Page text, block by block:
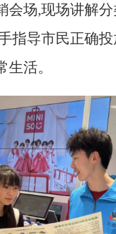
会场,现场讲解
指导市民正确
生活。